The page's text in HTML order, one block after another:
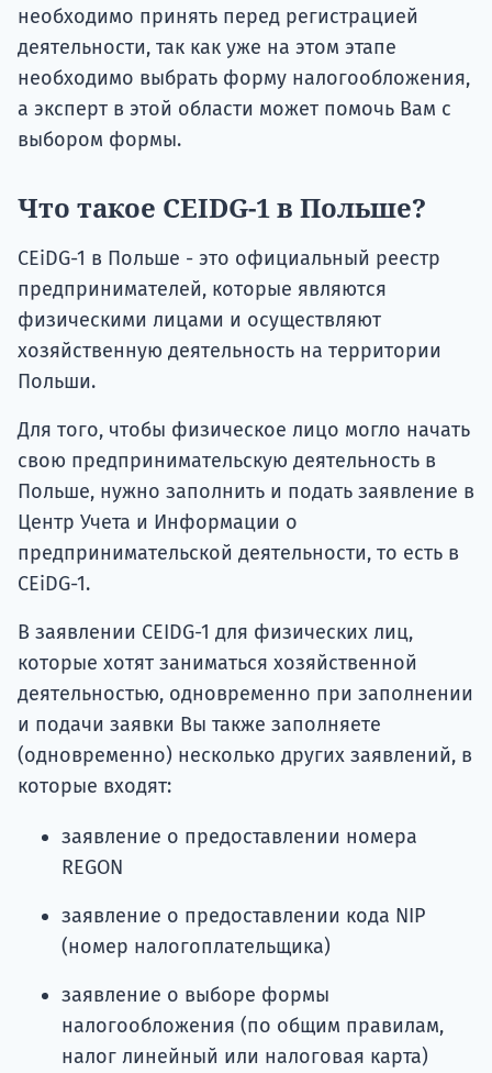
необходимо принять перед регистрацией
деятельности, так как уже на этом этапе
необходимо выбрать форму налогообложения,
а эксперт в этой области может помочь Вам с
выбором формы.
Что такое CEIDG-1 в Польше?
CEiDG-1 в Польше - это официальный реестр
предпринимателей, которые являются
физическими лицами и осуществляют
хозяйственную деятельность на территории
Польши.
Для того, чтобы физическое лицо могло начать
свою предпринимательскую деятельность в
Польше, нужно заполнить и подать заявление в
Центр Учета и Информации о
предпринимательской деятельности, то есть в
CEiDG-1.
В заявлении CEIDG-1 для физических лиц,
которые хотят заниматься хозяйственной
деятельностью, одновременно при заполнении
и подачи заявки Вы также заполняете
(одновременно) несколько других заявлений, в
которые входят:
заявление о предоставлении номера
REGON
заявление о предоставлении кода NIP
(номер налогоплательщика)
заявление о выборе формы
налогообложения (по общим правилам,
налог линейный или налоговая карта)